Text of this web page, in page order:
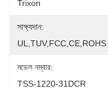
Trixon
সাক্ষ্যদান:
UL,TUV,FCC,CE,ROHS
মডেল নম্বার:
TSS-1220-31DCR